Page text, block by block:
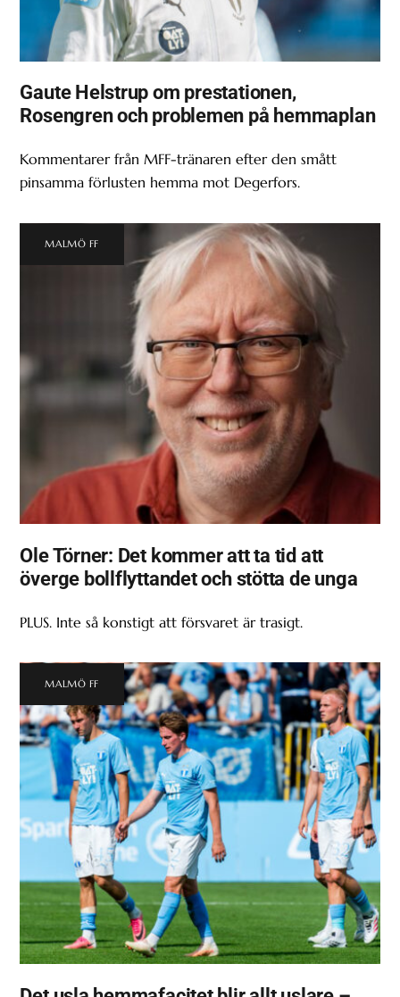
Gaute Helstrup om prestationen,
Rosengren och problemen på hemmaplan
Kommentarer från MFF-tränaren efter den smått
pinsamma förlusten hemma mot Degerfors.
MALMÖ FF
Ole Törner: Det kommer att ta tid att
överge bollflyttandet och stötta de unga
PLUS. Inte så konstigt att försvaret är trasigt.
MALMÖ FF